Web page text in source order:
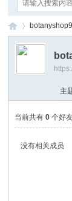
›
botanyshop9
主
当前共有0 个好
没有相关成员